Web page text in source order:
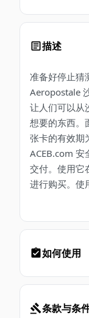
描述
准备好停止猜
Aeropostale
让人们可以从
想要的东西。
张卡的有效期
ACEB.com 安
交付。使用它
进行购买。使
如何使用
条款与条